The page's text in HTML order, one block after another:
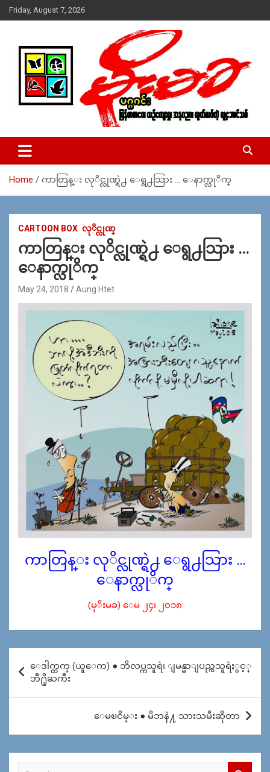
Skip
to
Friday, August 7, 2026
MoeMaKa Burmese News &
Media
ယ္ေရး – အမွတ္ ၂၅၄၊ ပထပ္၊ လမ္း ၄၀၊ ေက်ာက္တံတား၊ ရန္ကုန္။
(ဖုုံး – ၀၉ ၂၅၂ ၂၄၉ ၀၉၄ ၊ ၀၉ ၄၂၁ ၇၄၃ ၇၅၃ ၊ ၀၉ ၅၀၄ ၁၀ ၅၈) ျ
ဇာေစ်းသစ္ ။ ၀၉ ၇၈၆၈၃၇ ၃၀၅ / ၀၉ ၉၆၃၆၉၉၈၃၄
Home ကာတြန္း လုိင္လုဏ္ရဲ႕ ေရွ႕သြား … ေနာက္လုိက္
CARTOON BOX လုိင္လုဏ္
ကာတြန္း လုိင္လုဏ္ရဲ႕ ေရွ႕သြား …
ေနာက္လုိက္
May 24, 2018 Aung Htet
ကာတြန္း လုိင္လုဏ္ရဲ႕ ေရွ႕သြား …
ေနာက္လုိက္
(မုိးမခ) ေမ ၂၄၊ ၂၀၁၈
navigation
ေဒါက္ထက္ (ယူေက) ● ဘိလပ္ကသူရဲ၊ ျမန္မာျပည္ကသူရဲႏွင့္
ဘီ႐ိုႀကီး
ေမၿငိမ္း ● မိဘနဲ႔ သားသမီးဆိုတာ